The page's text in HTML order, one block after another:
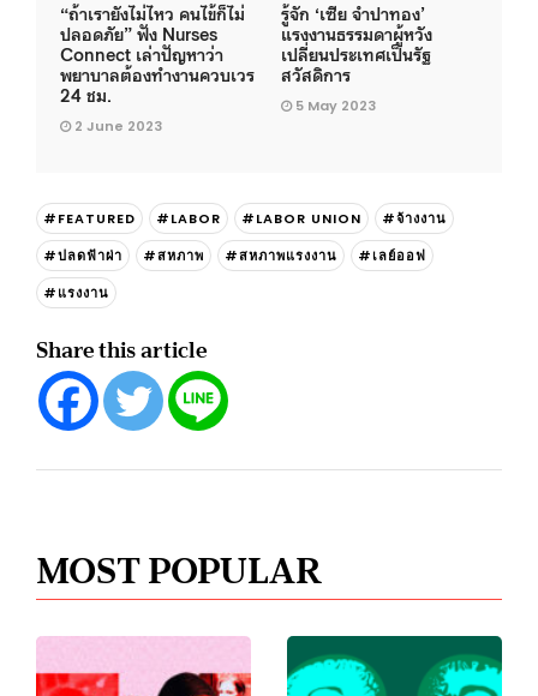
“ถ้าเรายังไม่ไหว คนไข้ก็ไม่
ปลอดภัย” ฟัง Nurses
Connect เล่าปัญหาว่า
พยาบาลต้องทำงานควบเวร
24 ชม.
2 June 2023
รู้จัก ‘เซีย จำปาทอง’
แรงงานธรรมดาผู้หวัง
เปลี่ยนประเทศเป็นรัฐ
สวัสดิการ
5 May 2023
#FEATURED #LABOR #LABOR UNION
#จ้างงาน
#ปลดฟ้าผ่า
#สหภาพ #สหภาพแรงงาน
#เลย์ออฟ
#แรงงาน
Share this article
MOST POPULAR